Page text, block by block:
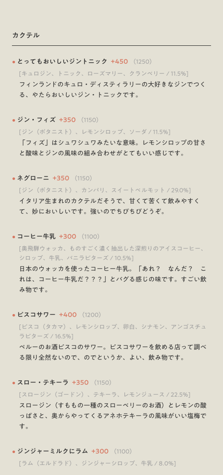
カクテル
● とってもおいしいジントニック +450 （1250）
[キュロジン、トニック、ローズマリー、クランベリー / 11.5%]
フィンランドのキュロ・ディスティラリーの大好きなジンでつく
る、やたらおいしいジン・トニックです。
● ジン・フィズ +350 （1150）
[ジン（ボタニスト）、レモンシロップ、ソーダ / 11.5%]
「フィズ」はシュワシュワみたいな意味。レモンシロップの甘さ
と酸味とジンの風味の組み合わせがとてもいい感じです。
● ネグローニ +350 （1150）
[ジン（ボタニスト）、カンパリ、スイートベルモット / 29.0%]
イタリア生まれのカクテルだそうで、甘くて苦くて飲みやすく
て、妙においしいです。強いのでちびちびどうぞ。
● コーヒー牛乳 +300 （1100）
[奥飛騨ウォッカ、ものすごく濃く抽出した深煎りのアイスコーヒー、
シロップ、牛乳、バニラビターズ / 10.5%]
日本のウォッカを使ったコーヒー牛乳。「あれ？ なんだ？ こ
れは、コーヒー牛乳だ？？？」とバグる感じの味です。すごい飲
み物です。
● ピスコサワー +400 （1200）
[ピスコ（タカマ）、レモンシロップ、卵白、シナモン、アンゴスチュ
ラビターズ / 16.5%]
ペルーのお酒ピスコのサワー。ピスコサワーを飲める店って調べ
る限り全然ないので、のでというか、よい、飲み物です。
● スロー・テキーラ +350 （1150）
[スロージン（ゴードン）、テキーラ、レモンジュース / 22.5%]
スロージン（すももの一種のスローベリーのお酒）とレモンの酸
っぱさと、奥からやってくるアネホテキーラの風味がいい塩梅で
す。
● ジンジャーミルクにラム +300 （1100）
[ラム（エルドラド）、ジンジャーシロップ、牛乳 / 8.0%]